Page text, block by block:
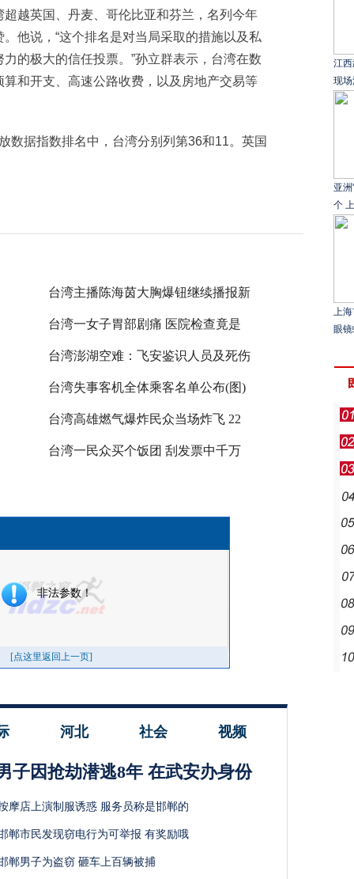
英国、丹麦、哥伦比亚和芬兰，名列今年
他说，“这个排名是对当局采取的措施以及私
的极大的信任投票。”孙立群表示，台湾在数
和开支、高速公路收费，以及房地产交易等
据指数排名中，台湾分别列第36和11。英国
台湾主播陈海茵大胸爆钮继续播报新
台湾一女子胃部剧痛 医院检查竟是
台湾澎湖空难：飞安鉴识人员及死伤
台湾失事客机全体乘客名单公布(图)
台湾高雄燃气爆炸民众当场炸飞 22
台湾一民众买个饭团 刮发票中千万
河北 社会 视频
子因抢劫潜逃8年 在武安办身份
摩店上演制服诱惑 服务员称是邯郸的
郸市民发现窃电行为可举报 有奖励哦
郸男子为盗窃 砸车上百辆被捕
江
现
亚
个
上
眼